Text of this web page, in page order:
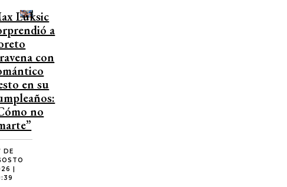
Luksic
a
con
en su
no
DE
|